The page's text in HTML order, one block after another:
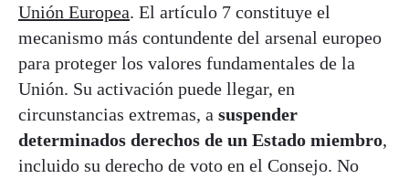
Unión Europea. El artículo 7 constituye el
mecanismo más contundente del arsenal europeo
para proteger los valores fundamentales de la
Unión. Su activación puede llegar, en
circunstancias extremas, a suspender
determinados derechos de un Estado miembro,
incluido su derecho de voto en el Consejo. No